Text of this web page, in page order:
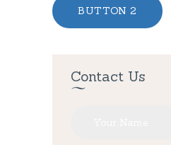
BUTTON 2
Contact Us